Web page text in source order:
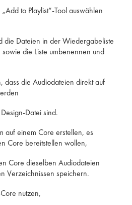
to Playlist“-Tool auswählen
die Dateien in der Wiedergabeliste
die Liste umbenennen und
dass die Audiodateien direkt auf
Datei sind.
auf einem Core erstellen, es
Core bereitstellen wollen,
Core dieselben Audiodateien
Verzeichnissen speichern.
nutzen,